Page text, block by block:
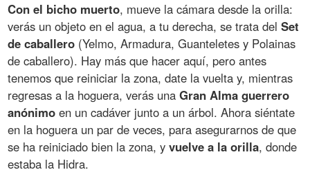
Con el bicho muerto, mueve la cámara desde la orilla:
verás un objeto en el agua, a tu derecha, se trata delSet
de caballero (Yelmo, Armadura, Guanteletes y Polainas
de caballero). Hay más que hacer aquí, pero antes
tenemos que reiniciar la zona, date la vuelta y, mientras
regresas a la hoguera, verás unaGran Alma guerrero
anónimo en un cadáver junto a un árbol. Ahora siéntate
en la hoguera un par de veces, para asegurarnos de que
se ha reiniciado bien la zona, yvuelve a la orilla, donde
estaba la Hidra.